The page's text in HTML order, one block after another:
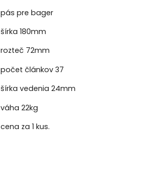
pás pre bager
šírka 180mm
rozteč 72mm
počet článkov 37
šírka vedenia 24mm
váha 22kg
cena za 1 kus.